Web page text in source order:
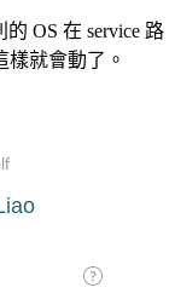
OS 在 service 路
樣就會動了。